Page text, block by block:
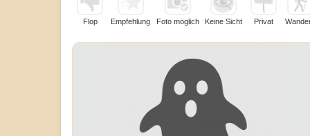
Flop Empfehlung Foto möglich Keine Sicht Privat